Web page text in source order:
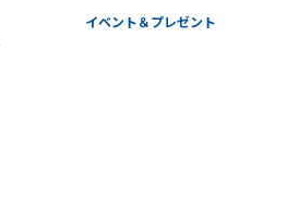
イベント＆プレゼント